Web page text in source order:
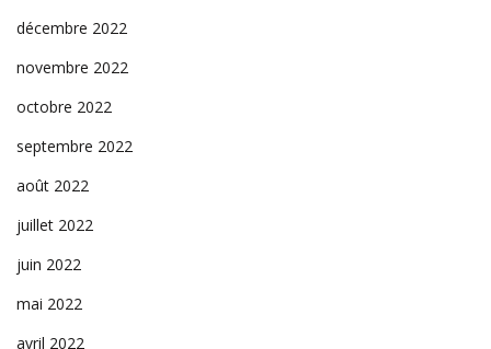
décembre 2022
novembre 2022
octobre 2022
septembre 2022
août 2022
juillet 2022
juin 2022
mai 2022
avril 2022